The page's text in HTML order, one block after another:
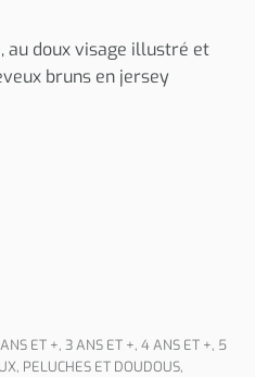
au doux visage illustré et
bruns en jersey
ET +, 3 ANS ET +, 4 ANS ET +, 5
, PELUCHES ET DOUDOUS,